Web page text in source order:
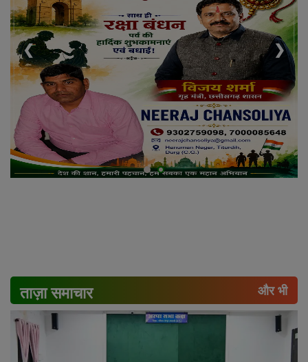
❮ ❯
ताज़ा समाचार और भी